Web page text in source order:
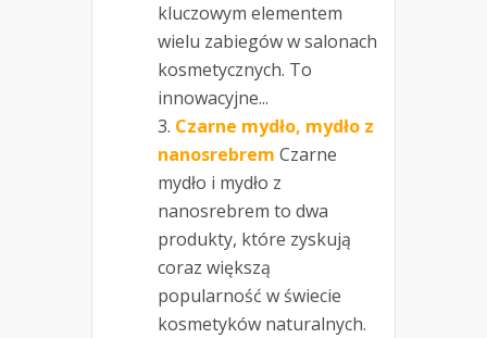
kluczowym elementem
wielu zabiegów w salonach
kosmetycznych. To
innowacyjne...
Czarne mydło, mydło z
nanosrebrem Czarne
mydło i mydło z
nanosrebrem to dwa
produkty, które zyskują
coraz większą
popularność w świecie
kosmetyków naturalnych.